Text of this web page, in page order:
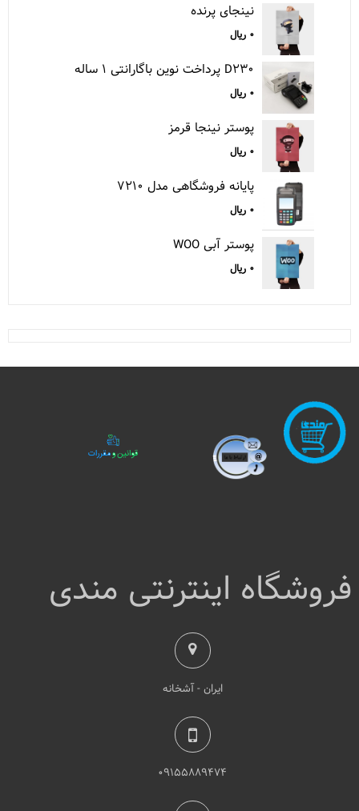
نینجای پرنده
۰ ریال
D۲۳۰ پرداخت نوین باگارانتی ۱ ساله
۰ ریال
پوستر نینجا قرمز
۰ ریال
پایانه فروشگاهی مدل ۷۲۱۰
۰ ریال
پوستر آبی WOO
۰ ریال
فروشگاه اینترنتی مندی
ایران - آشخانه
۰۹۱۵۵۸۸۹۴۷۴